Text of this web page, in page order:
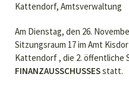
Kattendorf, Amtsverwaltung
Am Dienstag, den 26.
Sitzungsraum 17 im Amt
Kattendorf , die 2. öffentliche
FINANZAUSSCHUSSESstatt.